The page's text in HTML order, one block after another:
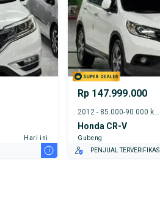
Hari ini
i
Rp 147.999.000
2012 - 85.000-90.000 km
Honda CR-V
Gubeng
PENJUAL TERVERIFIKASI